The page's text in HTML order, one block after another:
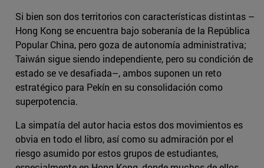
Si bien son dos territorios con características distintas –
Hong Kong se encuentra bajo soberanía de la República
Popular China, pero goza de autonomía administrativa;
Taiwán sigue siendo independiente, pero su condición de
estado se ve desafiada–, ambos suponen un reto
estratégico para Pekín en su consolidación como
superpotencia.
La simpatía del autor hacia estos dos movimientos es
obvia en todo el libro, así como su admiración por el
riesgo asumido por estos grupos de estudiantes,